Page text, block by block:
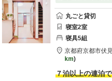
丸ごと貸切
寝室2室
寝具5組
京都府京都市伏
km
７泊以上の連泊で